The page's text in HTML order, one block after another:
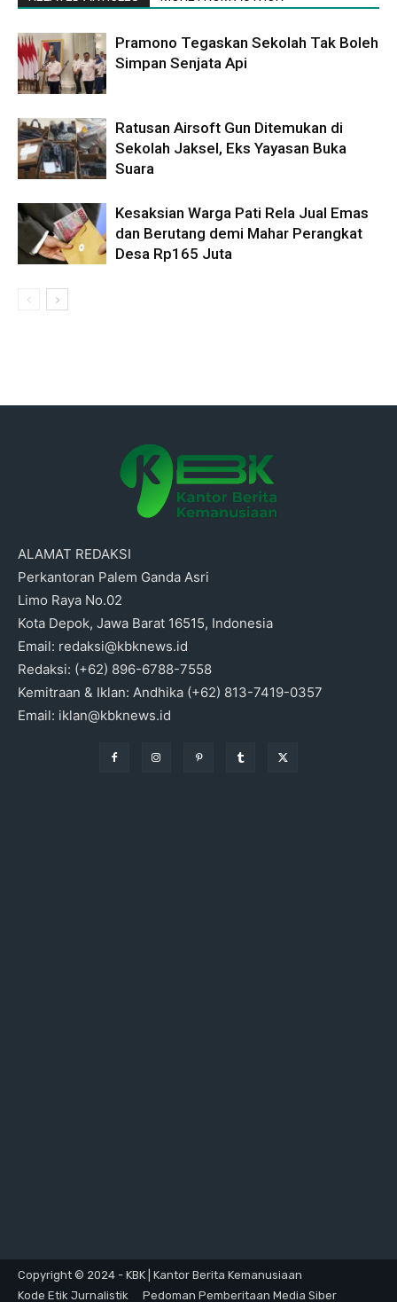
Pramono Tegaskan Sekolah Tak Boleh
Simpan Senjata Api
Ratusan Airsoft Gun Ditemukan di
Sekolah Jaksel, Eks Yayasan Buka
Suara
Kesaksian Warga Pati Rela Jual Emas
dan Berutang demi Mahar Perangkat
Desa Rp165 Juta
ALAMAT REDAKSI
Perkantoran Palem Ganda Asri
Limo Raya No.02
Kota Depok, Jawa Barat 16515, Indonesia
Email: redaksi@kbknews.id
Redaksi: (+62) 896-6788-7558
Kemitraan & Iklan: Andhika (+62) 813-7419-0357
Email: iklan@kbknews.id
Copyright © 2024 - KBK | Kantor Berita Kemanusiaan
Kode Etik Jurnalistik
Pedoman Pemberitaan Media Siber